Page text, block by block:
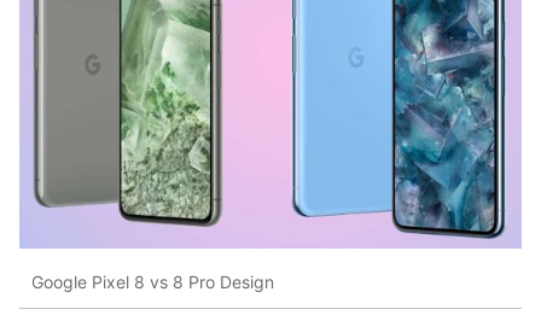
Google Pixel 8 vs 8 Pro Design